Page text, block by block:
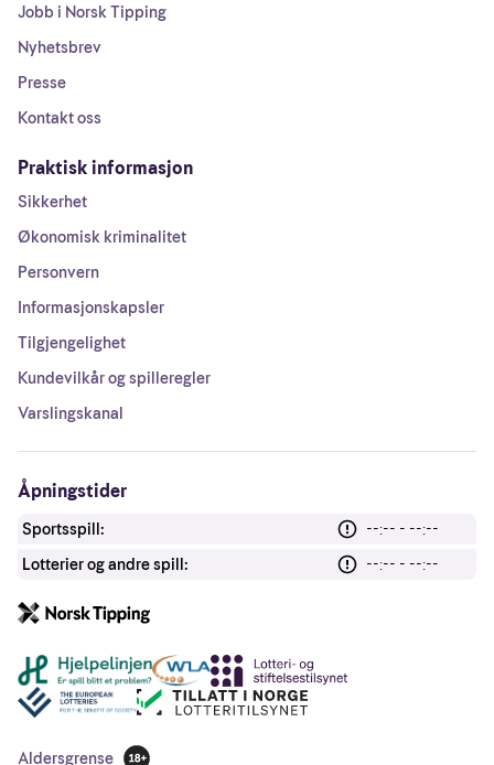
Jobb i Norsk Tipping
Nyhetsbrev
Presse
Kontakt oss
Praktisk informasjon
Sikkerhet
Økonomisk kriminalitet
Personvern
Informasjonskapsler
Tilgjengelighet
Kundevilkår og spilleregler
Varslingskanal
Åpningstider
Sportsspill:
--:-- - --:--
Lotterier og andre spill:
--:-- - --:--
Andre lenker
Aldersgrense